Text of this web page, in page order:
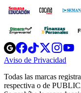
Opens
in
new
Opens
in
new
Opens
in
new
window
Opens
new
Aviso de Privacidad
new
Todas las marcas
respectiva o de